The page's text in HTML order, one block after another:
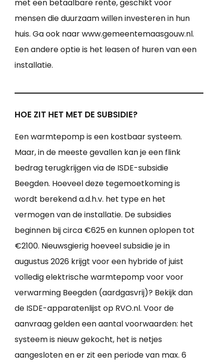
met een betaalbare rente, geschikt voor
mensen die duurzaam willen investeren in hun
huis. Ga ook naar www.gemeentemaasgouw.nl.
Een andere optie is het leasen of huren van een
installatie.
HOE ZIT HET MET DE SUBSIDIE?
Een warmtepomp is een kostbaar systeem.
Maar, in de meeste gevallen kan je een flink
bedrag terugkrijgen via de ISDE-subsidie
Beegden. Hoeveel deze tegemoetkoming is
wordt berekend a.d.h.v. het type en het
vermogen van de installatie. De subsidies
beginnen bij circa €625 en kunnen oplopen tot
€2100. Nieuwsgierig hoeveel subsidie je in
augustus 2026 krijgt voor een hybride of juist
volledig elektrische warmtepomp voor voor
verwarming Beegden (aardgasvrij)? Bekijk dan
de ISDE-apparatenlijst op RVO.nl. Voor de
aanvraag gelden een aantal voorwaarden: het
systeem is nieuw gekocht, het is netjes
aangesloten en er zit een periode van max. 6